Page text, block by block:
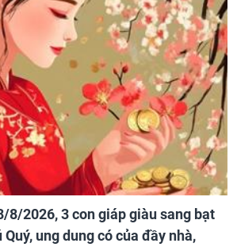
8/2026, 3 con giáp giàu sang bạt
ung dung có của đầy nhà,